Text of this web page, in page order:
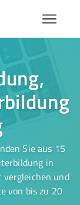
Sie aus 15
in
vergleichen und
von bis zu 20